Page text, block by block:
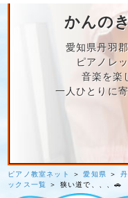
かんの
愛知県丹羽
ピアノレ
音楽を楽
一人ひとりに
ピアノ教室ネット ＞愛知県 ＞
ックス一覧
＞ 狭い道で、、、🚗